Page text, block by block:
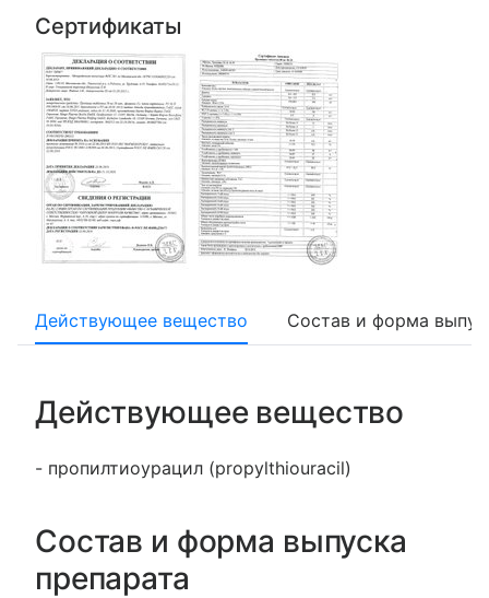
Сертификаты
Действующее вещество Состав и форма
Действующее вещество
- пропилтиоурацил (propylthiouracil)
Состав и форма выпуска
препарата